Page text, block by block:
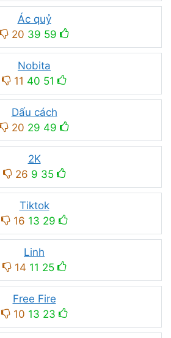
Ác quỷ
20 39 59
Nobita
11 40 51
Dấu cách
20 29 49
2K
26 9 35
Tiktok
16 13 29
Linh
14 11 25
Free Fire
10 13 23